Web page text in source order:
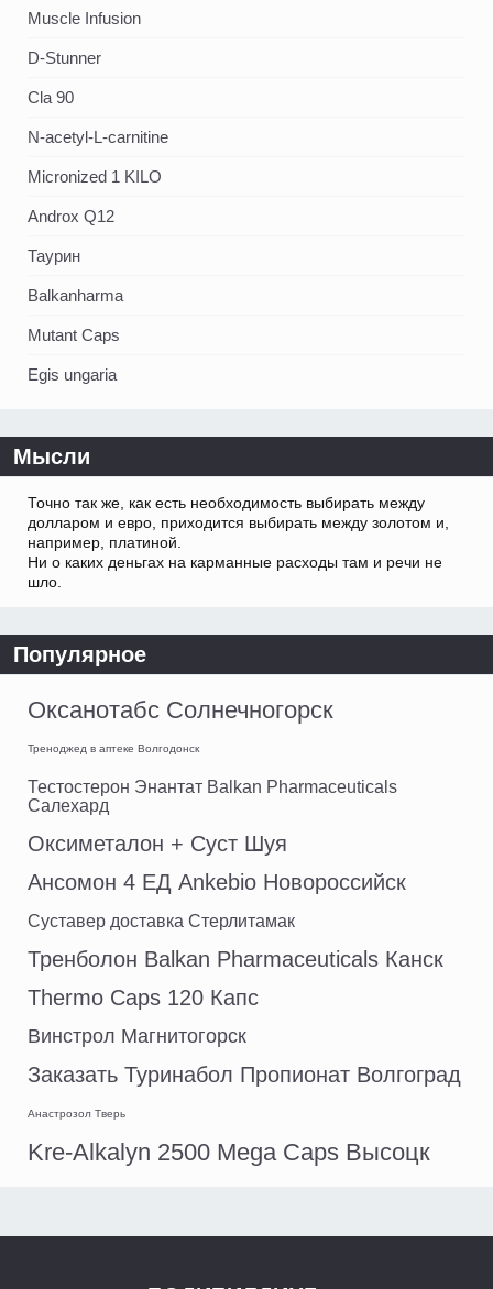
Muscle Infusion
D-Stunner
Cla 90
N-acetyl-L-carnitine
Micronized 1 KILO
Androx Q12
Таурин
Balkanharma
Mutant Caps
Egis ungaria
Мысли
Точно так же, как есть необходимость выбирать между
долларом и евро, приходится выбирать между золотом и,
например, платиной.
Ни о каких деньгах на карманные расходы там и речи не
шло.
Популярное
Оксанотабс Солнечногорск
Треноджед в аптеке Волгодонск
Тестостерон Энантат Balkan Pharmaceuticals
Салехард
Оксиметалон + Суст Шуя
Ансомон 4 ЕД Ankebio Новороссийск
Суставер доставка Стерлитамак
Тренболон Balkan Pharmaceuticals Канск
Thermo Caps 120 Капс
Винстрол Магнитогорск
Заказать Туринабол Пропионат Волгоград
Анастрозол Тверь
Kre-Alkalyn 2500 Mega Caps Высоцк